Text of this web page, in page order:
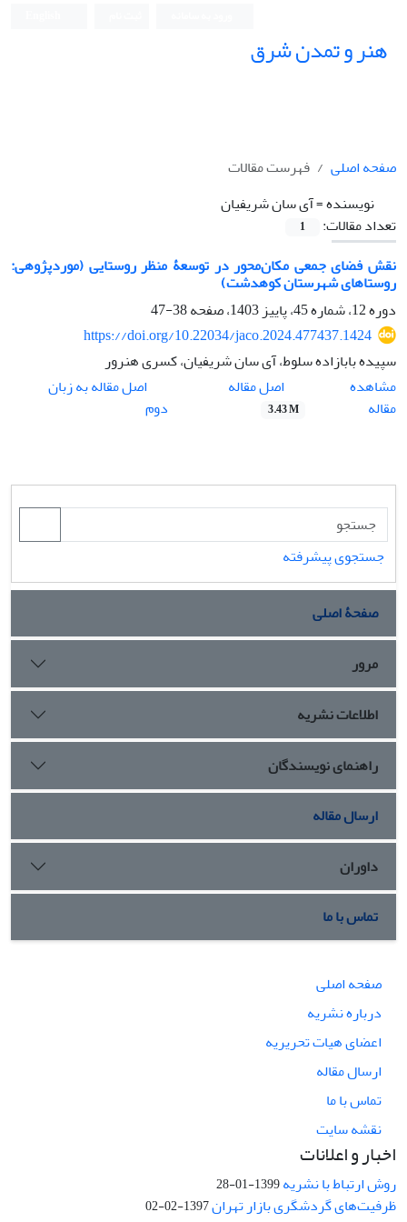
هنر و تمدن شرق
صفحه اصلی
فهرست مقالات
نویسنده =آی سان شریفیان
تعداد مقالات:
1
نقش فضای جمعی مکان‌محور در توسعۀ منظر روستایی (موردپژوهی:
روستاهای شهرستان کوهدشت)
دوره 12، شماره 45، پاییز 1403، صفحه
38-47
https://doi.org/10.22034/jaco.2024.477437.1424
سپیده بابازاده سلوط، آی سان شریفیان، کسری هنرور
مشاهده
مقاله
اصل مقاله
3.43 M
اصل مقاله به زبان
دوم
جستجوی پیشرفته
صفحۀ اصلی
مرور
اطلاعات نشریه
راهنمای نویسندگان
ارسال مقاله
داوران
تماس با ما
صفحه اصلی
درباره نشریه
اعضای هیات تحریریه
ارسال مقاله
تماس با ما
نقشه سایت
اخبار و اعلانات
روش ارتباط با نشریه1399-01-28
ظرفیت‌های گردشگری بازار تهران1397-02-02